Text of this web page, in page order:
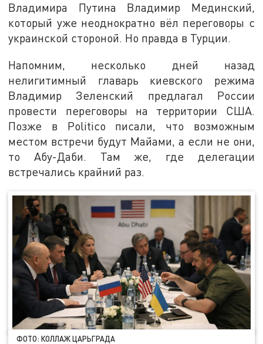
Владимира Путина Владимир Мединский,
который уже неоднократно вёл переговоры с
украинской стороной. Но правда в Турции.
Напомним, несколько дней назад
нелигитимный главарь киевского режима
Владимир Зеленский предлагал России
провести переговоры на территории США.
Позже в Politico писали, что возможным
местом встречи будут Майами, а если не они,
то Абу-Даби. Там же, где делегации
встречались крайний раз.
ФОТО: КОЛЛАЖ ЦАРЬГРАДА